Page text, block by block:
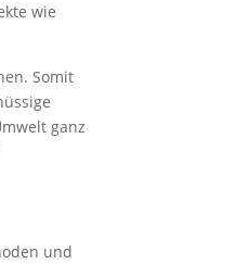
wie
Somit
ganz
und